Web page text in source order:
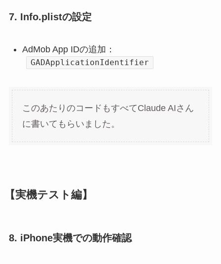
7. Info.plistの設定
AdMob App IDの追加：
GADApplicationIdentifier
このあたりのコードもすべてClaude AIさん
に書いてもらいました。
【実機テスト編】
8. iPhone実機での動作確認